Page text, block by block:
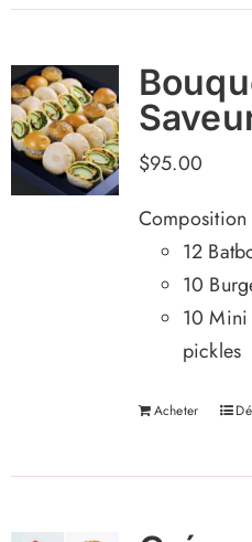
$95.00
12
10
10
pickles
Acheter